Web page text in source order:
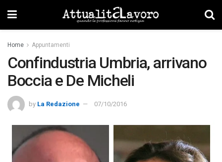
Home Appuntamenti
Confindustria Umbria, arrivano
Boccia e De Micheli
by La Redazione 07/10/2016